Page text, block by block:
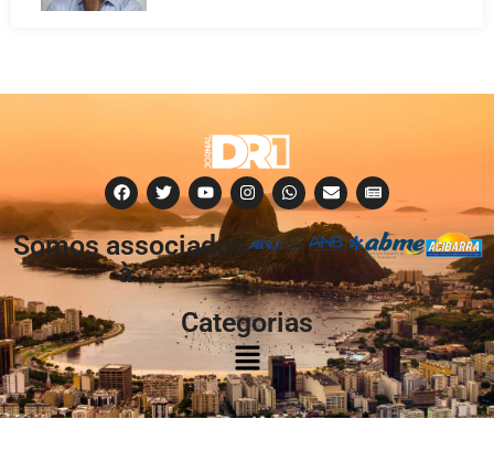
Somos associados
à:
Categorias